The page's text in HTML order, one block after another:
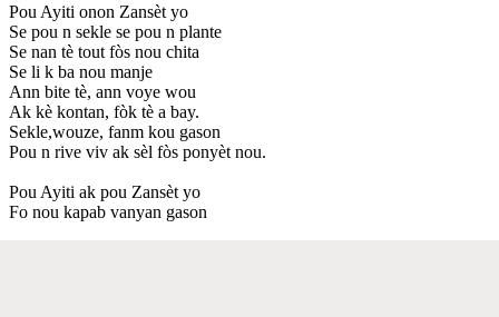
Pou Ayiti onon Zansèt yo
Se pou n sekle se pou n plante
Se nan tè tout fòs nou chita
Se li k ba nou manje
Ann bite tè, ann voye wou
Ak kè kontan, fòk tè a bay.
Sekle,wouze, fanm kou gason
Pou n rive viv ak sèl fòs ponyèt nou.
Pou Ayiti ak pou Zansèt yo
Fo nou kapab vanyan gason